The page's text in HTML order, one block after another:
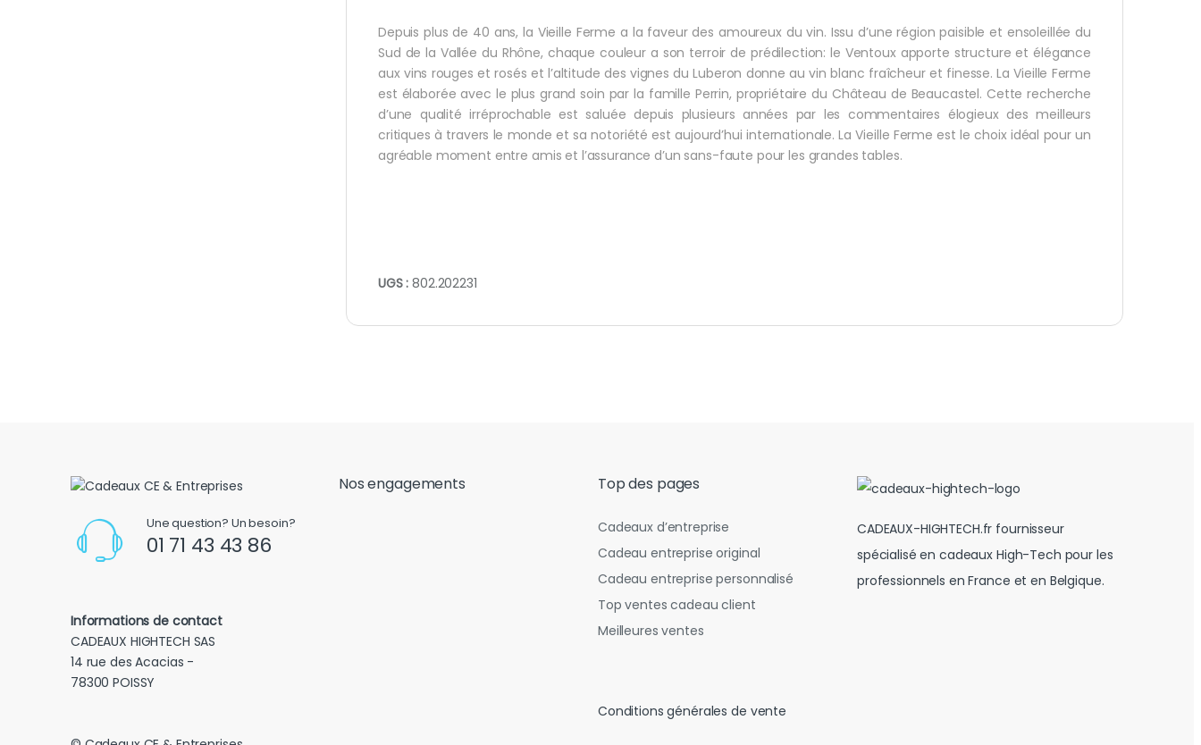
Depuis plus de 40 ans, la Vieille Ferme a la faveur des amoureux du vin. Issu d’une région paisible et ensoleillée du
Sud de la Vallée du Rhône, chaque couleur a son terroir de prédilection: le Ventoux apporte structure et élégance
aux vins rouges et rosés et l’altitude des vignes du Luberon donne au vin blanc fraîcheur et finesse. La Vieille Ferme
est élaborée avec le plus grand soin par la famille Perrin, propriétaire du Château de Beaucastel. Cette recherche
d’une qualité irréprochable est saluée depuis plusieurs années par les commentaires élogieux des meilleurs
critiques à travers le monde et sa notoriété est aujourd’hui internationale. La Vieille Ferme est le choix idéal pour un
agréable moment entre amis et l’assurance d’un sans-faute pour les grandes tables.
UGS :802.202231
Une question? Un besoin?
01 71 43 43 86
Informations de contact
CADEAUX HIGHTECH SAS
14 rue des Acacias -
78300 POISSY
Nos engagements Top des pages
Cadeaux d’entreprise
Cadeau entreprise original
Cadeau entreprise personnalisé
Top ventes cadeau client
Meilleures ventes
Conditions générales de vente
CADEAUX-HIGHTECH.fr fournisseur
spécialisé en cadeaux High-Tech pour les
professionnels en France et en Belgique.